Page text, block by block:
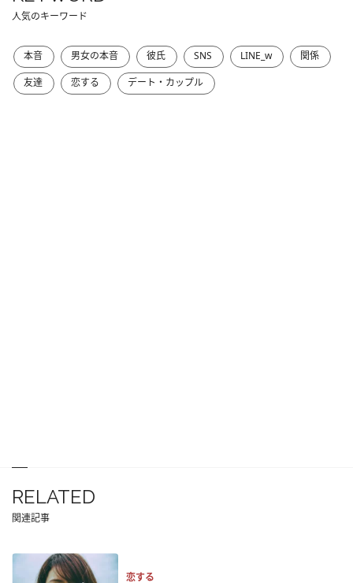
人気のキーワード
本音 男女の本音 彼氏 SNS LINE_w
関係
友達
恋する デート・カップル
RELATED
関連記事
恋する